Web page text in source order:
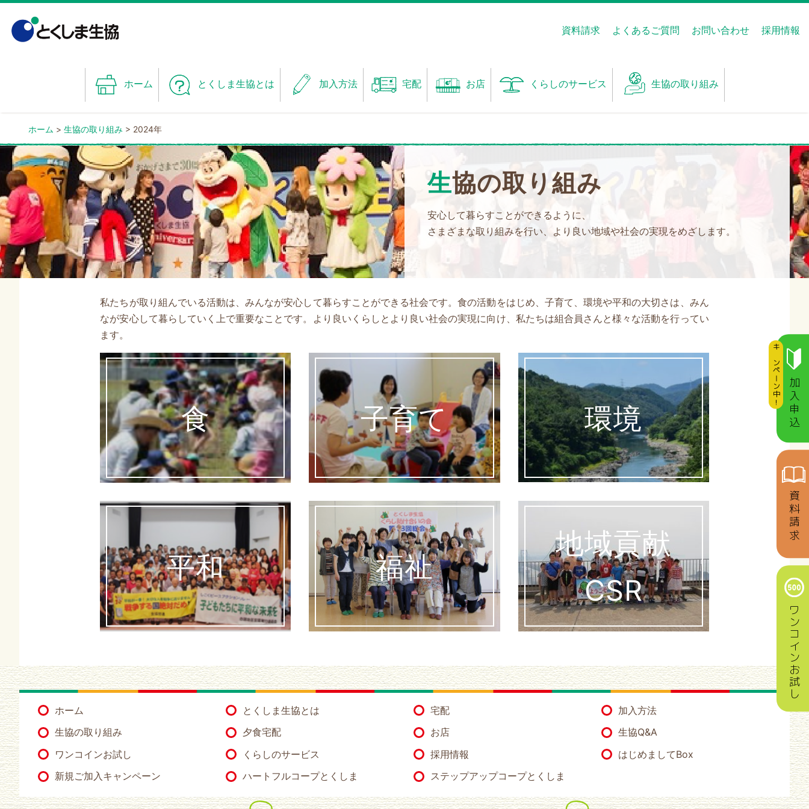
content
資料請求 よくあるご質問 お問い合わせ 採用情報
ホーム とくしま生協とは 加入方法 宅配 お店 くらしのサービス 生協の取り組み
加入申込
キャンペーン中！
資料請求
ワンコインお試し
ホーム > 生協の取り組み > 2024年
生協の取り組み
安心して暮らすことができるように、
さまざまな取り組みを行い、より良い地域や社会の実現をめざします。
私たちが取り組んでいる活動は、みんなが安心して暮らすことができる社会です。食の活動をはじめ、子育て、環境や平和の大切さは、みん
なが安心して暮らしていく上で重要なことです。より良いくらしとより良い社会の実現に向け、私たちは組合員さんと様々な活動を行ってい
ます。
食 子育て 環境
平和 福祉
地域貢献
CSR
ホーム とくしま生協とは 宅配
加入方法
生協の取り組み
夕食宅配 お店
生協Q&A
ワンコインお試し
くらしのサービス 採用情報
はじめましてBox
新規ご加入キャンペーン
ハートフルコープとくしま ステップアップコープとくしま